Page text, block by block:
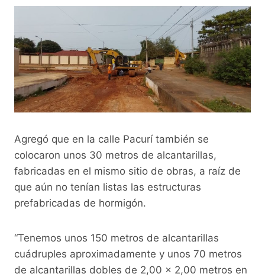
Agregó que en la calle Pacurí también se
colocaron unos 30 metros de alcantarillas,
fabricadas en el mismo sitio de obras, a raíz de
que aún no tenían listas las estructuras
prefabricadas de hormigón.
“Tenemos unos 150 metros de alcantarillas
cuádruples aproximadamente y unos 70 metros
de alcantarillas dobles de 2,00 x 2,00 metros en